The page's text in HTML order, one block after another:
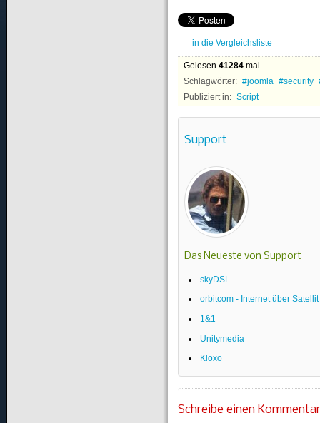
in die Vergleichsliste
Gelesen41284 mal
Schlagwörter:
joomla
security
Publiziert in: Script
Support
Das Neueste von Support
skyDSL
orbitcom - Internet über Satellit
1&1
Unitymedia
Kloxo
Schreibe einen